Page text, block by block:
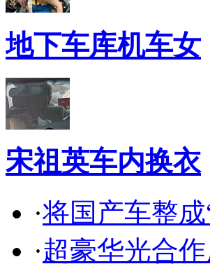
地下车库机车女
宋祖英车内换衣
·将国产车整成
·超豪华光合